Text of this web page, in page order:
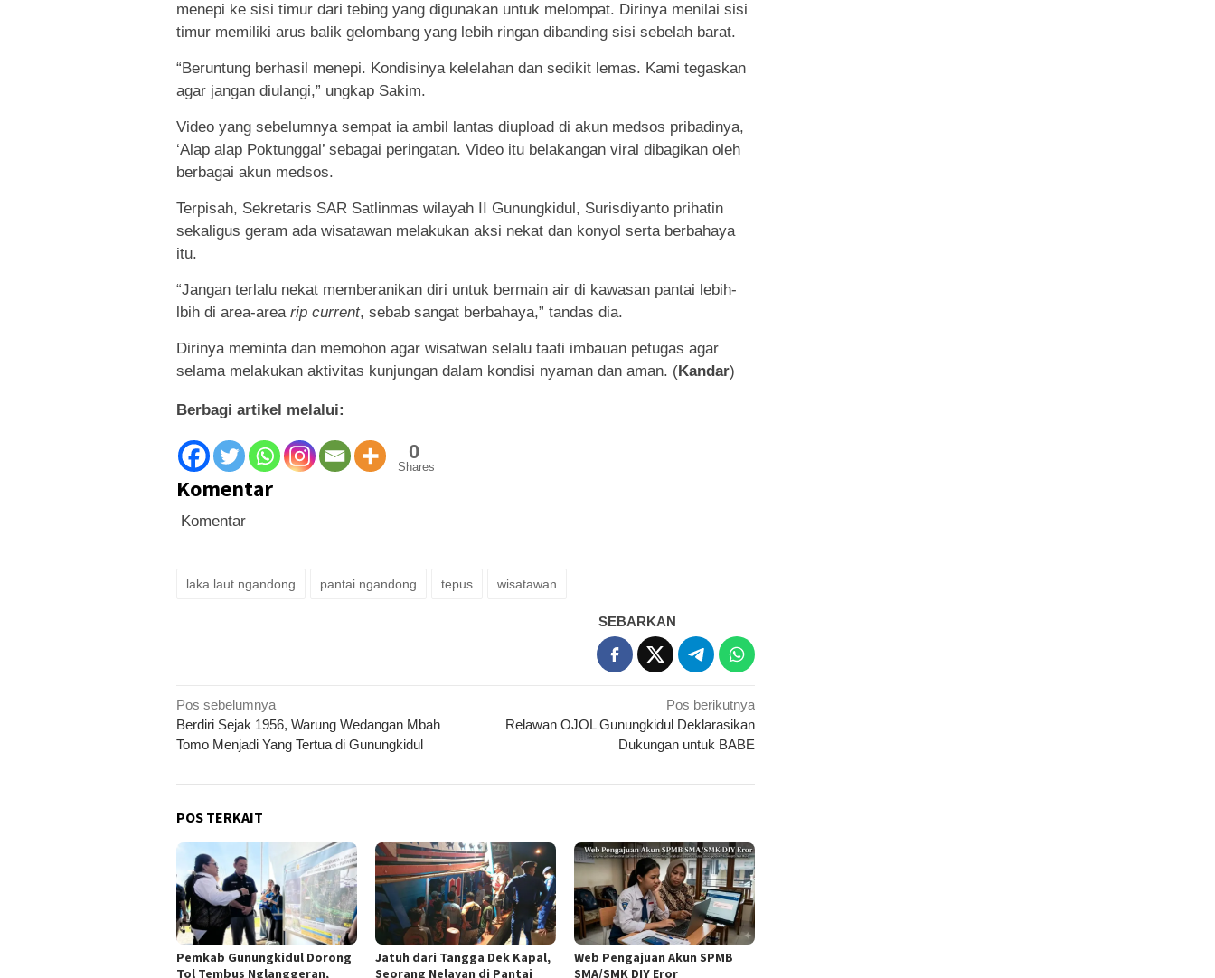
menepi ke sisi timur dari tebing yang digunakan untuk melompat. Dirinya menilai sisi
timur memiliki arus balik gelombang yang lebih ringan dibanding sisi sebelah barat.
“Beruntung berhasil menepi. Kondisinya kelelahan dan sedikit lemas. Kami tegaskan
agar jangan diulangi,” ungkap Sakim.
Video yang sebelumnya sempat ia ambil lantas diupload di akun medsos pribadinya,
‘Alap alap Poktunggal’ sebagai peringatan. Video itu belakangan viral dibagikan oleh
berbagai akun medsos.
Terpisah, Sekretaris SAR Satlinmas wilayah II Gunungkidul, Surisdiyanto prihatin
sekaligus geram ada wisatawan melakukan aksi nekat dan konyol serta berbahaya
itu.
“Jangan terlalu nekat memberanikan diri untuk bermain air di kawasan pantai lebih-
lbih di area-area rip current, sebab sangat berbahaya,” tandas dia.
Dirinya meminta dan memohon agar wisatwan selalu taati imbauan petugas agar
selama melakukan aktivitas kunjungan dalam kondisi nyaman dan aman. (Kandar)
Berbagi artikel melalui:
0
Shares
Komentar
Komentar
laka laut ngandong pantai ngandong tepus wisatawan
SEBARKAN
Navigasi
pos
Pos sebelumnya
Berdiri Sejak 1956, Warung Wedangan Mbah
Tomo Menjadi Yang Tertua di Gunungkidul
Pos berikutnya
Relawan OJOL Gunungkidul Deklarasikan
Dukungan untuk BABE
POS TERKAIT
Pemkab Gunungkidul Dorong
Tol Tembus Nglanggeran,
Jatuh dari Tangga Dek Kapal,
Seorang Nelayan di Pantai
Web Pengajuan Akun SPMB
SMA/SMK DIY Eror